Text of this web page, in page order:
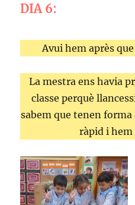
DIA 6:
Avui hem après
La mestra ens havia
classe perquè
sabem que tenen forma
ràpid i